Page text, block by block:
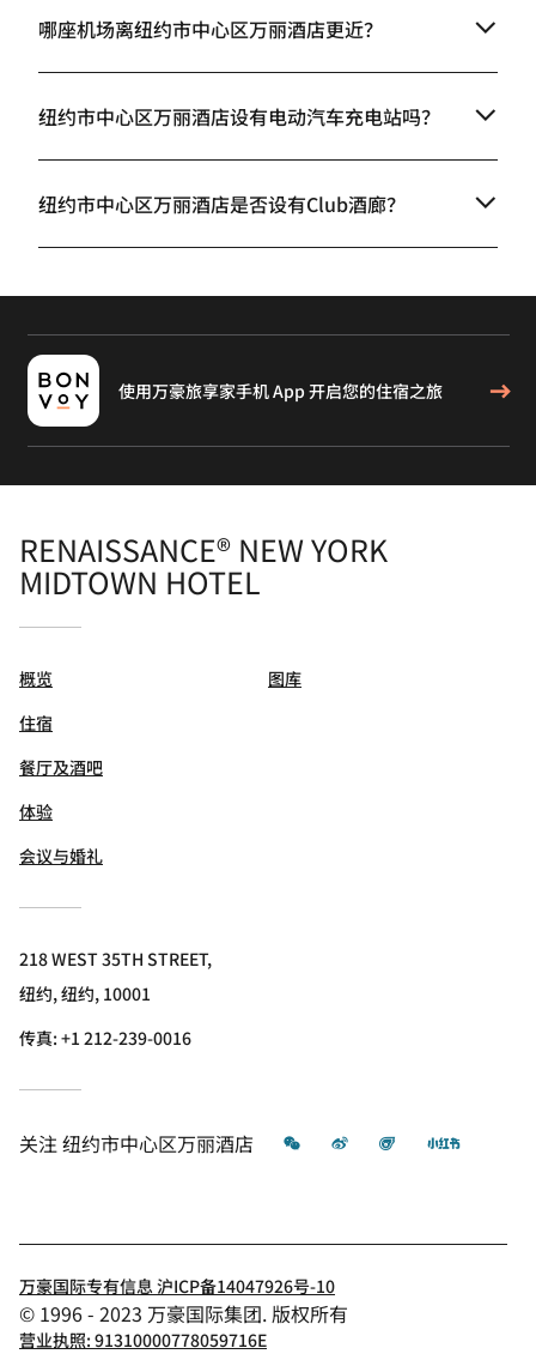
哪座机场离纽约市中心区万丽酒店更近？
纽约市中心区万丽酒店设有电动汽车充电站吗？
纽约市中心区万丽酒店是否设有Club酒廊？
使用万豪旅享家手机 App 开启您的住宿之旅
RENAISSANCE® NEW YORK
MIDTOWN HOTEL
概览
住宿
餐厅及酒吧
体验
会议与婚礼
图库
218 WEST 35TH STREET,
纽约, 纽约, 10001
传真:+1 212-239-0016
关注纽约市中心区万丽酒店 微信 微博 飞猪 小红书
万豪国际专有信息 沪ICP备14047926号-10
© 1996 - 2023 万豪国际集团. 版权所有
营业执照: 91310000778059716E